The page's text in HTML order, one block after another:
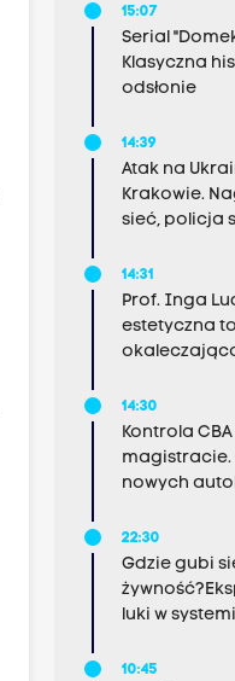
15:07
Serial
Klasyczna
odsłonie
14:39
Atak na
Krakowie.
sieć, policja
14:31
Prof. Inga
estetyczna
14:30
Kontrola
magistracie.
nowych
22:30
Gdzie gubi
luki w
10:45